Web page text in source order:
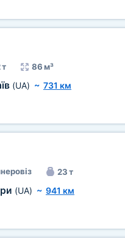
т 86 м³
(UA) ~ 731 км
23 т
(UA) ~ 941 км